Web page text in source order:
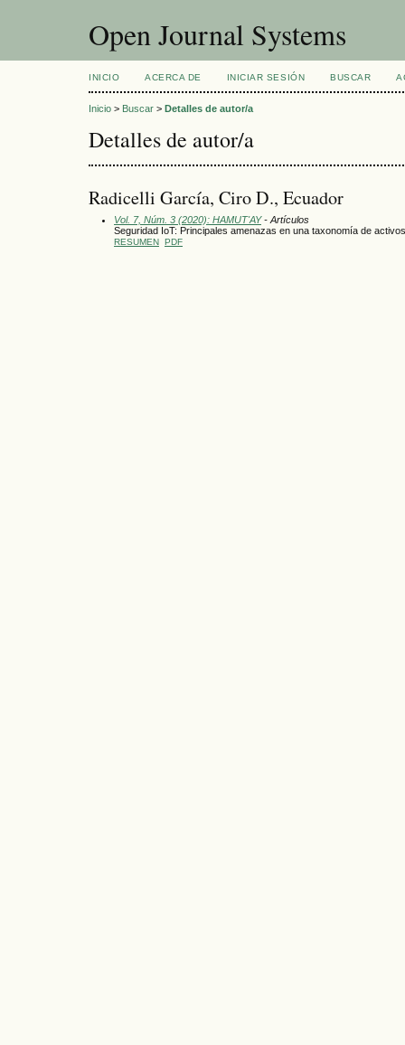
Open Journal Systems
INICIO ACERCA DE INICIAR SESIÓN BUSCAR
Inicio > Buscar > Detalles de autor/a
Detalles de autor/a
Radicelli García, Ciro D., Ecuador
Vol. 7, Núm. 3 (2020): HAMUT'AY- Artículos
Seguridad IoT: Principales amenazas en una taxonomía de activos
RESUMEN PDF